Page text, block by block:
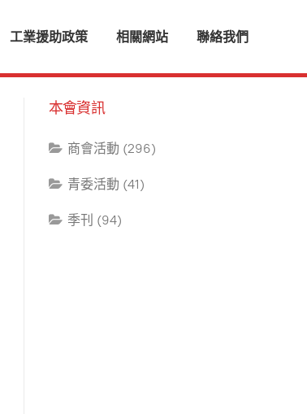
工業援助政策 相關網站 聯絡我們
本會資訊
商會活動 (296)
青委活動 (41)
季刊 (94)